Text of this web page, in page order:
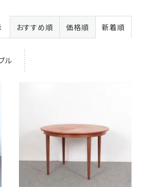
おすすめ順 価格順 新着順
ル